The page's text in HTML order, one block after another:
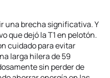
una brecha significativa. Y
que dejó la T1 en pelotón.
cuidado para evitar
larga hilera de 59
sin perder de